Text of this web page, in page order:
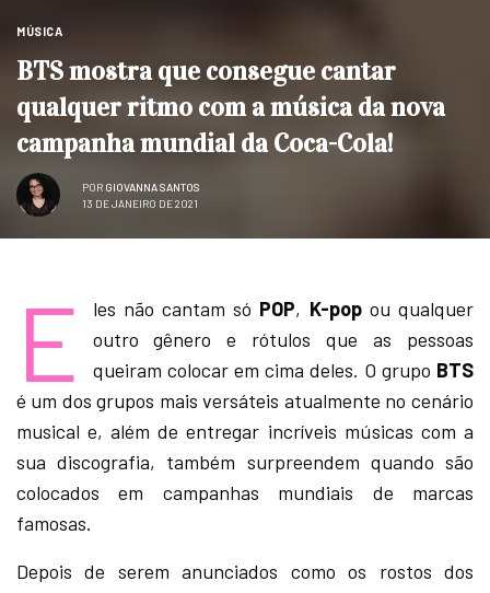
MÚSICA
BTS mostra que consegue cantar
qualquer ritmo com a música da nova
campanha mundial da Coca-Cola!
POR GIOVANNA SANTOS
13 DE JANEIRO DE 2021
E les não cantam só POP, K-popou qualquer
outro gênero e rótulos que as pessoas
queiram colocar em cima deles. O grupo BTS
é um dos grupos mais versáteis atualmente no cenário
musical e, além de entregar incríveis músicas com a
sua discografia, também surpreendem quando são
colocados em campanhas mundiais de marcas
famosas.
Depois de serem anunciados como os rostos dos